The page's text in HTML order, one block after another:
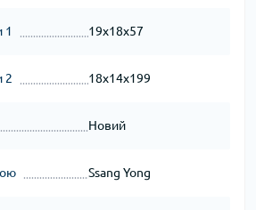
1 19x18x57
2 18x14x199
Новий
Ssang Yong